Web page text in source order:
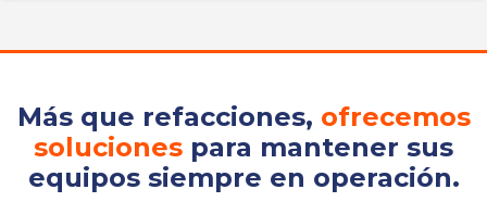
Más que refacciones, ofrecemos
soluciones para mantener sus
equipos siempre en operación.